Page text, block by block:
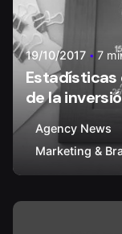
19/10/2017 7
Estadísticas
de la
Agency News
Marketing &